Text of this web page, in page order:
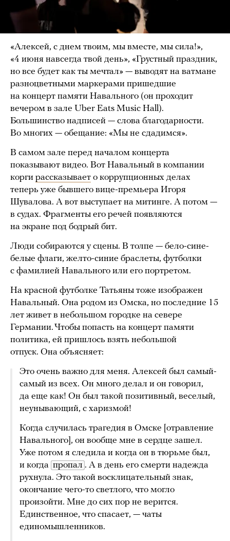
«Алексей, с днем твоим, мы вместе, мы сила!»,
«4 июня навсегда твой день», «Грустный праздник,
но все будет как ты мечтал» — выводят на ватмане
разноцветными маркерами пришедшие
на концерт памяти Навального (он проходит
вечером в зале Uber Eats Music Hall).
Большинство надписей — слова благодарности.
Во многих — обещание: «Мы не сдадимся».
В самом зале перед началом концерта
показывают видео. Вот Навальный в компании
корги рассказывает о коррупционных делах
теперь уже бывшего вице-премьера Игоря
Шувалова. А вот выступает на митинге. А потом —
в судах. Фрагменты его речей появляются
на экране под бодрый бит.
Люди собираются у сцены. В толпе — бело-сине-
белые флаги, желто-синие браслеты, футболки
с фамилией Навального или его портретом.
На красной футболке Татьяны тоже изображен
Навальный. Она родом из Омска, но последние 15
лет живет в небольшом городке на севере
Германии. Чтобы попасть на концерт памяти
политика, ей пришлось взять небольшой
отпуск. Она объясняет:
Это очень важно для меня. Алексей был самый-
самый из всех. Он много делал и он говорил,
да еще как! Он был такой позитивный, веселый,
неунывающий, с харизмой!
Когда случилась трагедия в Омске [отравление
Навального], он вообще мне в сердце зашел.
Уже потом я следила и когда он в тюрьме был,
и когда пропал . А в день его смерти надежда
рухнула. Это такой восклицательный знак,
окончание чего-то светлого, что могло
произойти. Мне до сих пор не верится.
Единственное, что спасает, — чаты
единомышленников.